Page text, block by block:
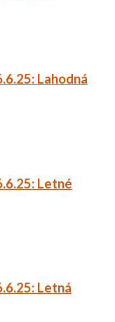
Lahodná
Letné
Letná